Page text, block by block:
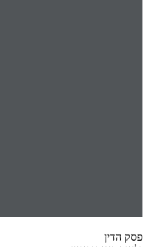
פסק הדין